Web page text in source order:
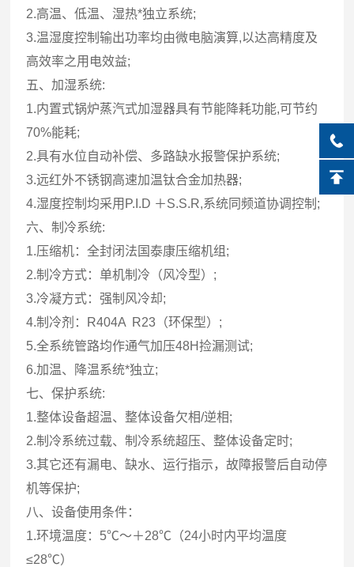
2.高温、低温、湿热*独立系统;
3.温湿度控制输出功率均由微电脑演算,以达高精度及
高效率之用电效益;
五、加湿系统:
1.内置式锅炉蒸汽式加湿器具有节能降耗功能,可节约
70%能耗;
2.具有水位自动补偿、多路缺水报警保护系统;
3.远红外不锈钢高速加温钛合金加热器;
4.湿度控制均采用P.I.D ＋S.S.R,系统同频道协调控制;
六、制冷系统:
1.压缩机：全封闭法国泰康压缩机组;
2.制冷方式：单机制冷（风冷型）;
3.冷凝方式：强制风冷却;
4.制冷剂：R404A R23（环保型）;
5.全系统管路均作通气加压48H捡漏测试;
6.加温、降温系统*独立;
七、保护系统:
1.整体设备超温、整体设备欠相/逆相;
2.制冷系统过载、制冷系统超压、整体设备定时;
3.其它还有漏电、缺水、运行指示，故障报警后自动停
机等保护;
八、设备使用条件：
1.环境温度：5℃～＋28℃（24小时内平均温度
≤28℃）